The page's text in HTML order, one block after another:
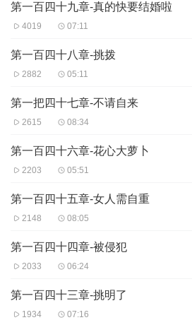
第一百四十九章-真的快要结婚啦
4019 07:11
第一百四十八章-挑拨
2882 05:11
第一把四十七章-不请自来
2615 08:34
第一百四十六章-花心大萝卜
2203 05:51
第一百四十五章-女人需自重
2148 08:05
第一百四十四章-被侵犯
2033 06:24
第一百四十三章-挑明了
1934 07:16